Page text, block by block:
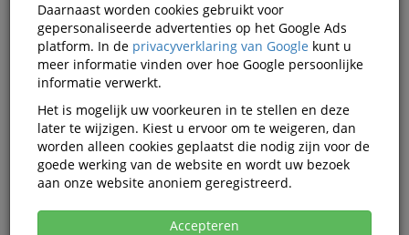
filter
Accessoires Tolino
Tolino accessoires
Tolino Smartphone en tablet
accessoires
Daarnaast worden cookies gebruikt voor
gepersonaliseerde advertenties op het Google Ads
platform. In de privacyverklaring van Google kunt u
meer informatie vinden over hoe Google persoonlijke
informatie verwerkt.
Het is mogelijk uw voorkeuren in te stellen en deze
later te wijzigen. Kiest u ervoor om te weigeren, dan
worden alleen cookies geplaatst die nodig zijn voor de
goede werking van de website en wordt uw bezoek
aan onze website anoniem geregistreerd.
Accepteren